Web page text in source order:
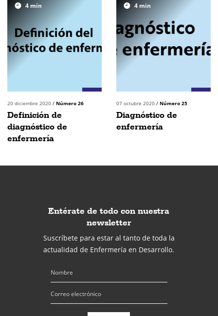
4 min
20 diciembre 2020 / Número 26
Definición de
diagnóstico de
enfermería
4 min
07 octubre 2020 / Número 25
Diagnóstico de
enfermería
Entérate de todo con nuestra
newsletter
Suscríbete para estar al tanto de toda la
actualidad de Enfermería en Desarrollo.